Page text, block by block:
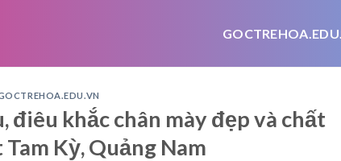
điêu khắc chân mày đẹp và chất
Kỳ, Quảng Nam